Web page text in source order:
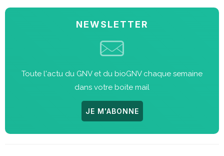
NEWSLETTER
Toute l'actu du GNV et du bioGNV chaque semaine
dans votre boite mail
JE M'ABONNE